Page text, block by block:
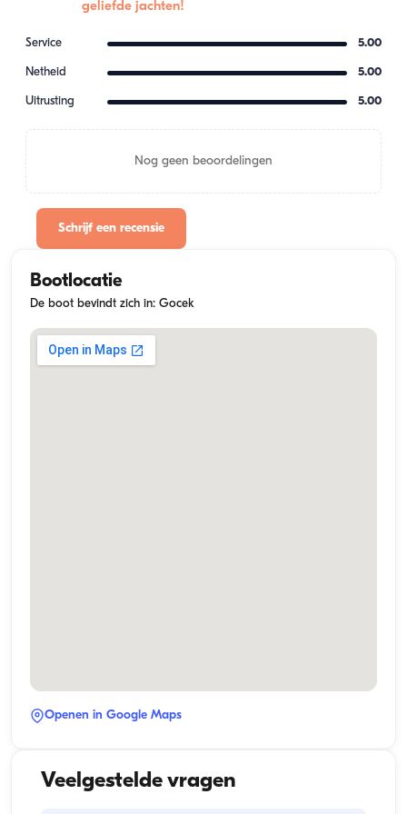
geliefde jachten!
Service 5.00
Netheid 5.00
Uitrusting 5.00
Nog geen beoordelingen
Schrijf een recensie
Bootlocatie
De boot bevindt zich in: Gocek
Openen in Google Maps
Veelgestelde vragen